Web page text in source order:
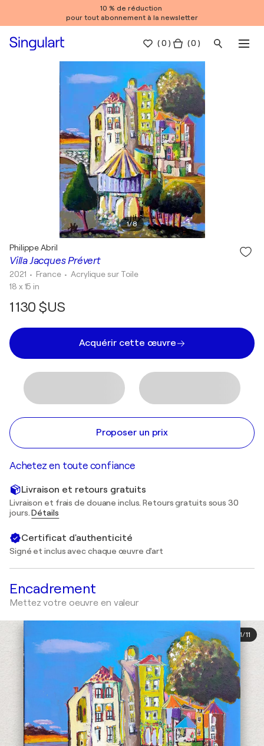
10 % de réduction
pour tout abonnement à la newsletter
(0 ) ( 0 )
1/8
Villa Jacques Prévert
Philippe Abril
2021 • France •Acrylique sur Toile
18 x 15 in
1 130 $US
Acquérir cette œuvre
Proposer un prix
Achetez en toute confiance
Livraison et retours gratuits
Livraison et frais de douane inclus. Retours gratuits sous 30
jours.Détails
Certificat d'authenticité
Signé et inclus avec chaque œuvre d'art
Encadrement
Mettez votre oeuvre en valeur
1/11